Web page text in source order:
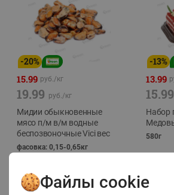
-20%
15.99 руб./кг
19.99 руб./кг
Мидии обыкновенные
мясо п/м в/м водные
беспозвоночные Vici вес
фасовка: 0,15-0,65кг
-13%
13.99
15.99
Набор
580г
Файлы cookie